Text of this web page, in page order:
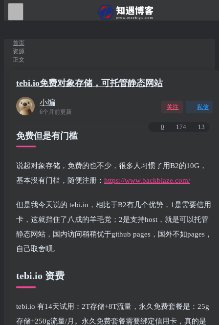
首页
资源
正文
tebi.io免费对象存储，可托管静态网站
小编
6个月前更新
关注 私信
0 174 13
免费但是有门槛
说起对象存储，免费的也不少，很多人习惯了用B2的10G，
基本没有门槛，随便注册： https://www.backblaze.com/
但是我今天说的 tebi.io，相比于B2有几个优势，1是需要信用
卡，这就挡住了八成的羊毛党；2是支持host，就是可以托管
静态网站，国内访问稍稍优于github pages，国外不如pages，
自己取舍呗。
tebi.io 资费
tebi.io 有14天试用：2T存储+8T流量，永久免费套餐是：25g
存储+250g流量/月。永久免费套餐需要绑定信用卡，真的是